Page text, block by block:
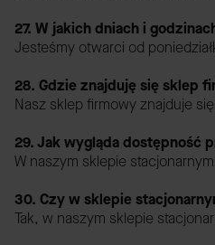
27. W jakich dniach i
Jesteśmy otwarci od
28. Gdzie znajduję się sklep
Nasz sklep firmowy znajduje
29. Jak wygląda dostępność
W naszym sklepie
30. Czy w sklepie
Tak, w naszym sklepie